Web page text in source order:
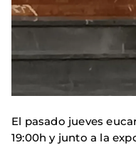
El pasado jueves
19:00h y junto a la